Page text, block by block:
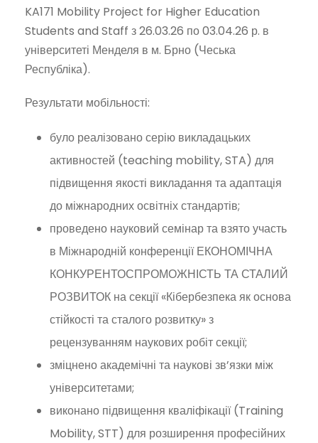
KA171 Mobility Project for Higher Education
Students and Staff з 26.03.26 по 03.04.26 р. в
університеті Менделя в м. Брно (Чеська
Республіка).
Результати мобільності:
було реалізовано серію викладацьких
активностей (teaching mobility, STA) для
підвищення якості викладання та адаптація
до міжнародних освітніх стандартів;
проведено науковий семінар та взято участь
в Міжнародній конференції ЕКОНОМІЧНА
КОНКУРЕНТОСПРОМОЖНІСТЬ ТА СТАЛИЙ
РОЗВИТОК на секції «Кібербезпека як основа
стійкості та сталого розвитку» з
рецензуванням наукових робіт секції;
зміцнено академічні та наукові зв’язки між
університетами;
виконано підвищення кваліфікації (Training
Mobility, STT) для розширення професійних